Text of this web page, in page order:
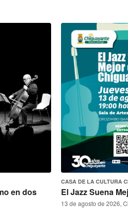
en dos
CASA DE LA CULTURA
El Jazz Suena
13 de agosto de 2026,